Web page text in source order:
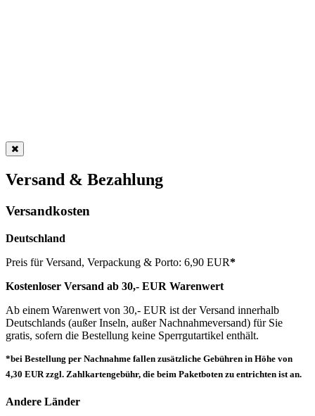
Versand & Bezahlung
Versandkosten
Deutschland
Preis für Versand, Verpackung & Porto: 6,90 EUR*
Kostenloser Versand ab 30,- EUR Warenwert
Ab einem Warenwert von 30,- EUR ist der Versand innerhalb
Deutschlands (außer Inseln, außer Nachnahmeversand) für Sie
gratis, sofern die Bestellung keine Sperrgutartikel enthält.
*bei Bestellung per Nachnahme fallen zusätzliche Gebühren in Höhe von
4,30 EUR zzgl. Zahlkartengebühr, die beim Paketboten zu entrichten ist an.
Andere Länder